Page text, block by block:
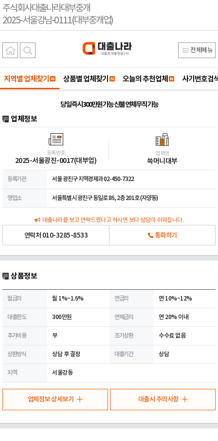
주식회사대출나라대부중개
2025-서울강남-0111(대부중개업)
전체메뉴
지역별 업체찾기 상품별 업체찾기 오늘의 추천업체 사기번호검
당일 즉시 300만원 가능 신불 연체 무직 가능
업체정보
등록번호
2025-서울광진-0017(대부업)
업체명
쓱머니대부
등록기관 서울 광진구 지역경제과 02-450-7322
영업소 서울특별시 광진구 동일로 86, 2층 201호 (자양동)
대출나라를 보고 연락드렸다고 하시면 보다 상담이 쉬워집니다.
연락처 010-3285-8533 통화하기
상품정보
월금리 월 1%~1.6% 연금리 연 10%~12%
대출한도 300만원 연체금리 연 20% 이내
추가비용 무 조기상환 수수료 없음
상환방식 상담 후 결정 대출기간 상담
지역 서울강동
업체정보 상세보기 대출시 주의사항